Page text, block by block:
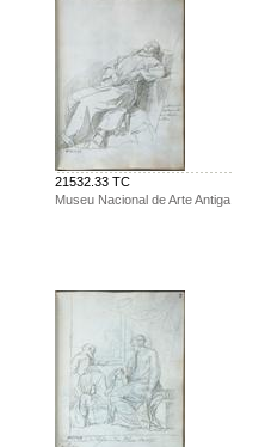
21532.33 TC
Museu Nacional de Arte Antiga